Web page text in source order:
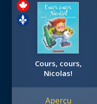
Cours, cours,
Nicolas!
Aperçu